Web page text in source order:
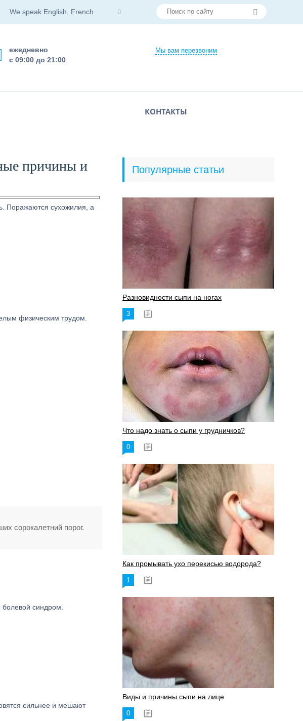
We speak English, French
Мы вам перезвоним
ежедневно
с 09:00 до 21:00
КОНТАКТЫ
причины и
Поражаются сухожилия, а
физическим трудом.
сорокалетний порог.
синдром.
сильнее и мешают
Популярные статьи
Разновидности сыпи на ногах
3
Что надо знать о сыпи у грудничков?
0
Как промывать ухо перекисью водорода?
1
Виды и причины сыпи на лице
0